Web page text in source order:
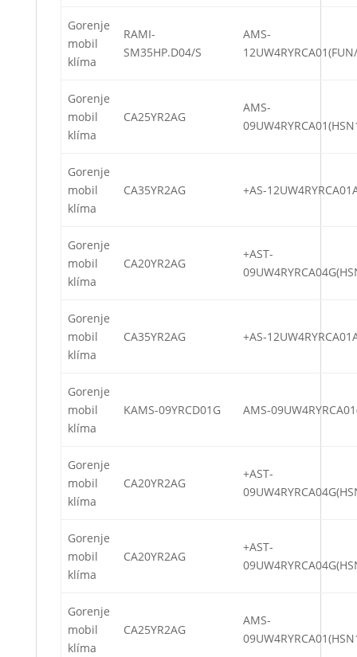
Gorenje
mobil
klíma
RAMI-
SM35HP.D04/S
AMS-
Gorenje
mobil
klíma
CA25YR2AG
AMS-
Gorenje
mobil
klíma
CA35YR2AG +AS-
Gorenje
mobil
klíma
CA20YR2AG
+AST-
Gorenje
mobil
klíma
CA35YR2AG +AS-
Gorenje
mobil
klíma
KAMS-09YRCD01G AMS-
Gorenje
mobil
klíma
CA20YR2AG
+AST-
Gorenje
mobil
klíma
CA20YR2AG
+AST-
Gorenje
mobil
klíma
CA25YR2AG
AMS-